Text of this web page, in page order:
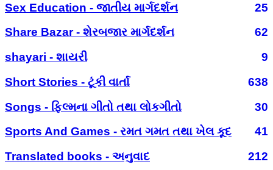
Sex Education - જાતીય માર્ગદર્શન
25
Share Bazar - શેરબજાર માર્ગદર્શન
62
shayari - શાયરી
9
Short Stories - ટૂંકી વાર્તા
638
Songs - ફિલ્મના ગીતો તથા લોકગીતો
30
Sports And Games - રમત ગમત તથા ખેલ કૂદ
41
Translated books - અનુવાદ
212